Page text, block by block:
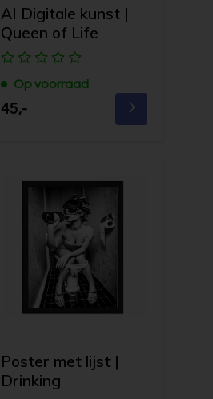
AI Digitale kunst |
Queen of Life
Op voorraad
45,-
Poster met lijst |
Drinking